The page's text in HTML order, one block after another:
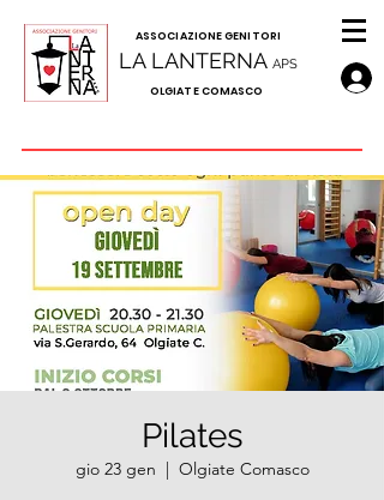
LA LANTERNA APS
ASSOCIAZIONE GENITORI
OLGIATE COMASCO
Pilates
gio 23 gen
  |
Olgiate Comasco